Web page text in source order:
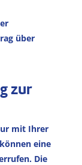
über
zur
mit Ihrer
eine
Die